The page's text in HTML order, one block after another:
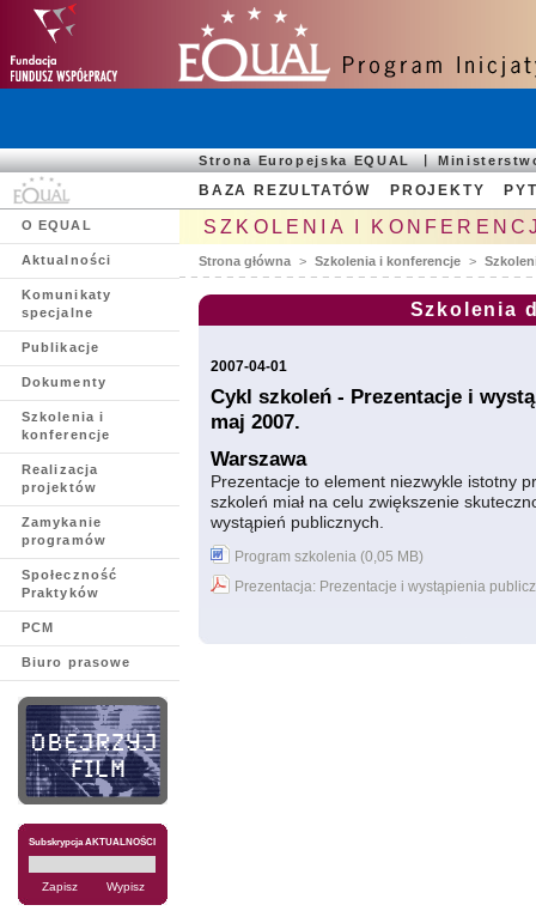
Strona Europejska EQUAL
BAZA REZULTATÓW PROJEKTY
O EQUAL
Aktualności
Komunikaty
specjalne
Publikacje
Dokumenty
Szkolenia i
konferencje
Realizacja
projektów
Zamykanie
programów
Społeczność
Praktyków
PCM
Biuro prasowe
Subskrypcja AKTUALNOŚCI
SZKOLENIA I
Strona główna > Szkolenia i konferencje >
Szkolenia
2007-04-01
Cykl szkoleń - Prezentacje i
maj 2007.
Warszawa
Prezentacje to element niezwykle istotny
szkoleń miał na celu zwiększenie
wystąpień publicznych.
Program szkolenia (0,05 MB)
Prezentacja: Prezentacje i wystąpienia